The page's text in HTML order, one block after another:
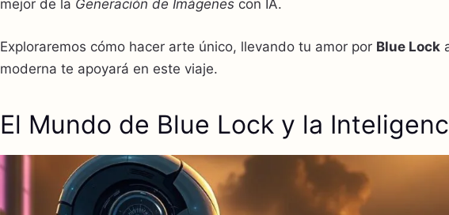
mejor de la Generación de Imágenes con IA.
Exploraremos cómo hacer arte único, llevando tu amor por Blue Lock
moderna te apoyará en este viaje.
El Mundo de Blue Lock y la